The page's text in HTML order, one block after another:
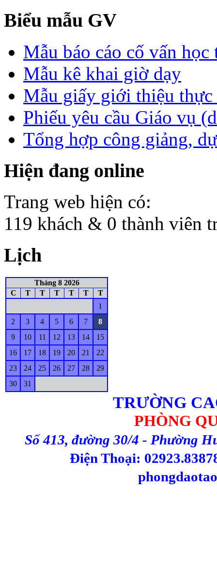
Biểu mẫu GV
Mẫu báo cáo cố vấn học
Mẫu kê khai giờ dạy
Mẫu giấy giới thiệu thực
Phiếu yêu cầu Giáo vụ
Tổng hợp công giảng,
Hiện đang online
Trang web hiện có:
119 khách & 0 thành viên
Lịch
Tháng 8 2026
C
T T T T T
T
1
2
3 4 5 6 7
8
9
10 11 12 13 14
15
16
17 18 19 20 21
22
23
24 25 26 27 28
29
30
31
TRƯỜNG
PHÒNG
Số 413, đường 30/4 - Phường
Điện Thoại: